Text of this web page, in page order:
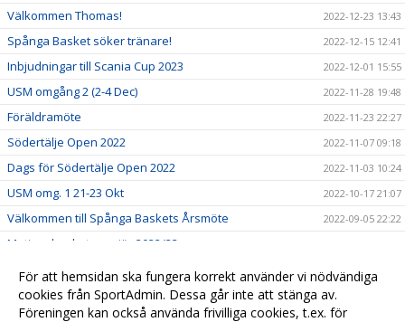
Välkommen Thomas! 2022-12-23 13:43
Spånga Basket söker tränare! 2022-12-15 12:41
Inbjudningar till Scania Cup 2023 2022-12-01 15:55
USM omgång 2 (2-4 Dec) 2022-11-28 19:48
Föräldramöte 2022-11-23 22:27
Södertälje Open 2022 2022-11-07 09:18
Dags för Södertälje Open 2022 2022-11-03 10:24
USM omg. 1 21-23 Okt 2022-10-17 21:07
Välkommen till Spånga Baskets Årsmöte 2022-09-05 22:22
Motionsbasketpremiär 2022/23
Börja spela eller coacha i Spånga Basket! 2022-06-27 16:08
Välkommen till er nya hemsida!
2022-06-21 16:11
För att hemsidan ska fungera korrekt använder vi nödvändiga
cookies från SportAdmin. Dessa går inte att stänga av.
Föreningen kan också använda frivilliga cookies, t.ex. för